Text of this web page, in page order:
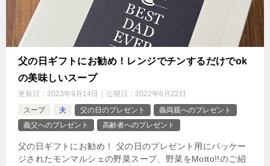
父の日ギフトにお勧め！レンジでチンするだけでok
の美味しいスープ
更新日： 2023年9月14日 公開日： 2022年6月22日
スープ
夫 父の日のプレゼント
義両親へのプレゼント
義父へのプレゼント
高齢者へのプレゼント
父の日ギフトにお勧め！ 父の日のプレゼント用にパッケー
ジされたモンマルシェの野菜スープ、野菜をMotto!!のご紹